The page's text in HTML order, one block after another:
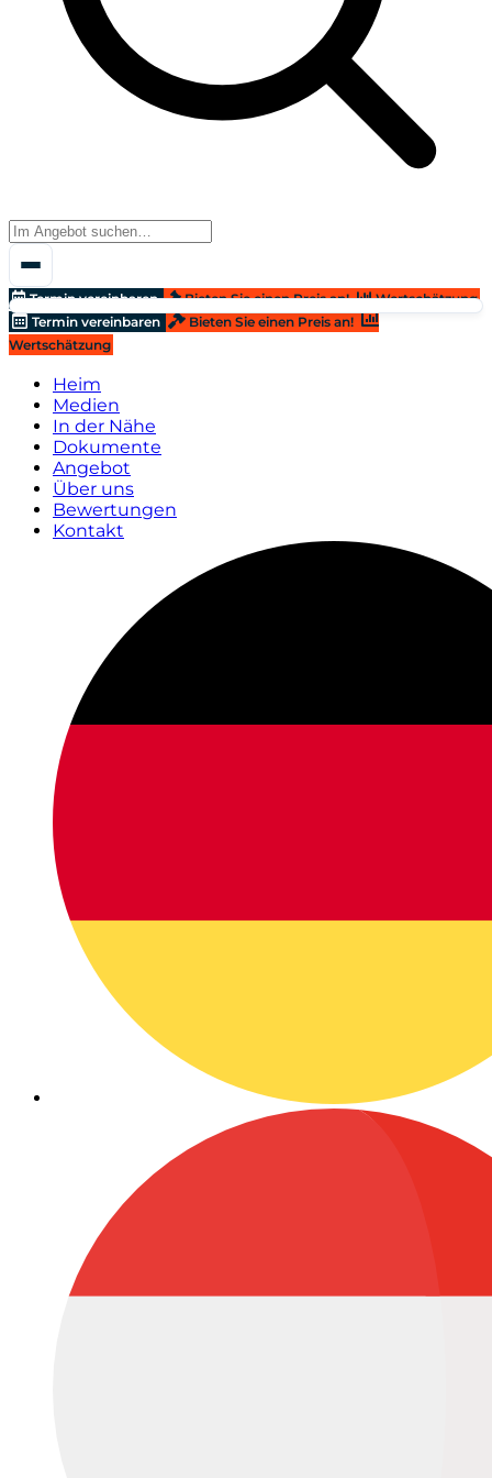
Termin vereinbaren Bieten Sie einen Preis an!
Wertschätzung
Termin vereinbaren
Bieten Sie einen Preis an!
Wertschätzung
Heim
Medien
In der Nähe
Dokumente
Angebot
Über uns
Bewertungen
Kontakt